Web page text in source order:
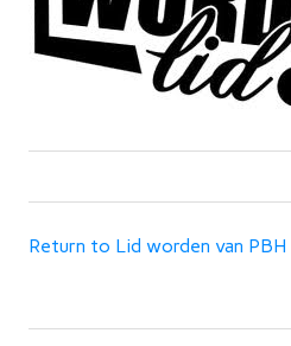
Return to Lid worden van PBH